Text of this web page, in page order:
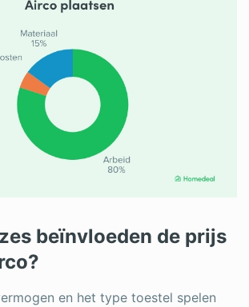
beïnvloeden de prijs
en het type toestel spelen